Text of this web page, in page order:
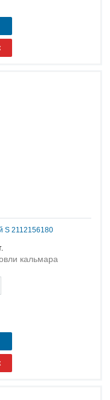
S 2112156180
кальмара